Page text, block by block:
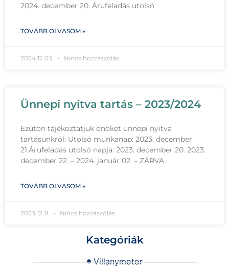
2024. december 20. Árufeladás utolsó
TOVÁBB OLVASOM »
2024.12.03. Nincs hozzászólás
Ünnepi nyitva tartás – 2023/2024
Ezúton tájékoztatjuk önöket ünnepi nyitva
tartásunkról: Utolsó munkanap: 2023. december
21.Árufeladás utolsó napja: 2023. december 20. 2023.
december 22. – 2024. január 02. – ZÁRVA
TOVÁBB OLVASOM »
2023.12.11. Nincs hozzászólás
Kategóriák
Villanymotor